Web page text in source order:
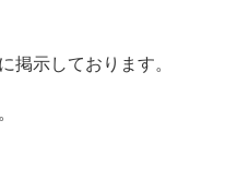
掲示しております。